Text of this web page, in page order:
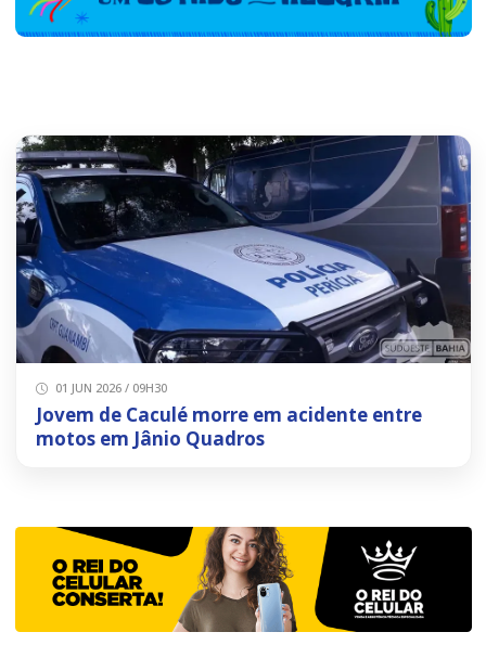
01 JUN 2026 / 09H30
Jovem de Caculé morre em acidente entre
motos em Jânio Quadros